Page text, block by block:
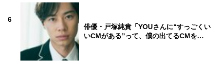
6
俳優・戸塚純貴「YOUさんに“すっごくい
いCMがある”って、僕の出てるCMを…